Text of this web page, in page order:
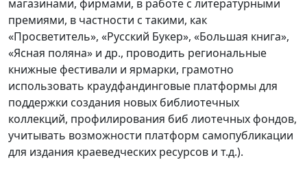
магазинами, фирмами, в работе с литературными
премиями, в частности с такими, как
«Просветитель», «Русский Букер», «Большая книга»,
«Ясная поляна» и др., проводить региональные
книжные фестивали и ярмарки, грамотно
использовать краудфандинговые платформы для
поддержки создания новых библиотечных
коллекций, профилирования биб лиотечных фондов,
учитывать возможности платформ самопубликации
для издания краеведческих ресурсов и т.д.).